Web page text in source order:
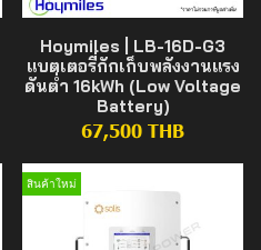
Hoymiles | LB-16D-G3
แบตเตอรี่กักเก็บพลังงานแรง
ดันต่ำ 16kWh (Low Voltage
Battery)
67,500 THB
สินค้าใหม่